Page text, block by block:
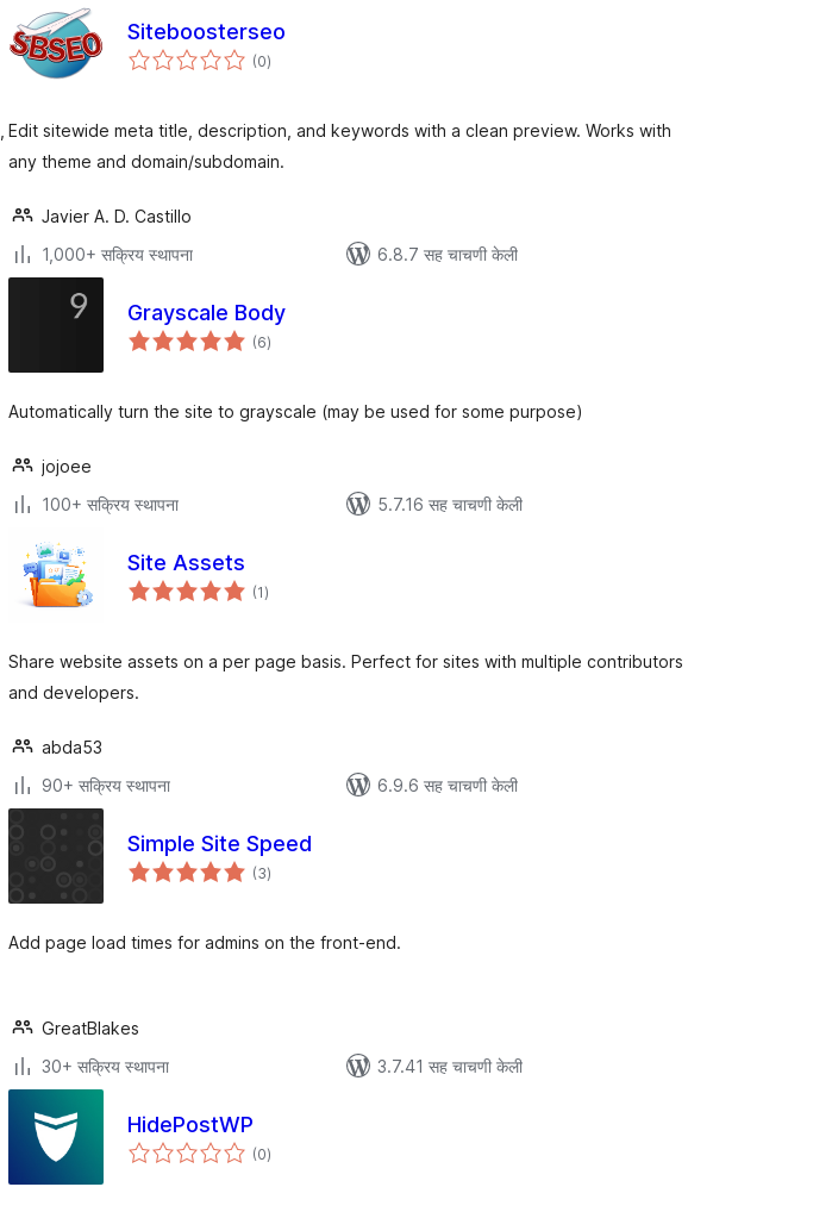
Siteboosterseo
(0एकूण
मूल्यांकन
)
Edit sitewide meta title, description, and keywords with a clean preview. Works with
any theme and domain/subdomain.
Javier A. D. Castillo
1,000+ सक्रिय स्थापना
6.8.7 सह चाचणी केली
Grayscale Body
(6एकूण
मूल्यांकन
)
Automatically turn the site to grayscale (may be used for some purpose)
jojoee
100+ सक्रिय स्थापना
5.7.16 सह चाचणी केली
Site Assets
(1एकूण
मूल्यांकन
)
Share website assets on a per page basis. Perfect for sites with multiple contributors
and developers.
abda53
90+ सक्रिय स्थापना
6.9.6 सह चाचणी केली
Simple Site Speed
(3एकूण
मूल्यांकन
)
Add page load times for admins on the front-end.
GreatBlakes
30+ सक्रिय स्थापना
3.7.41 सह चाचणी केली
HidePostWP
(0एकूण
मूल्यांकन
)